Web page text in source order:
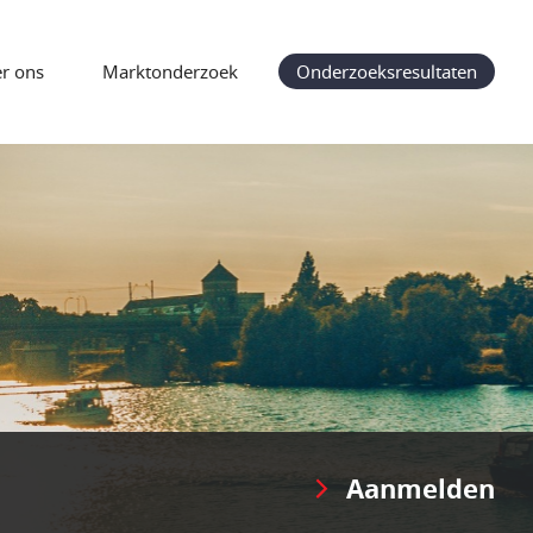
ons Marktonderzoek Onderzoeksresultaten
Aanmelden